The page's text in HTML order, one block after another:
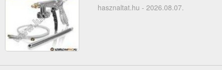
hasznaltat.hu - 2026.08.07.